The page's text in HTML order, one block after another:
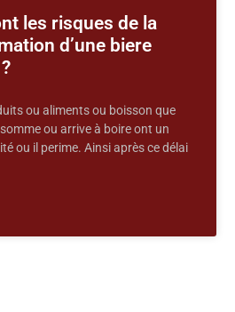
les risques de la
d’une biere
ou aliments ou boisson que
ou arrive à boire ont un
ou il perime. Ainsi après ce délai